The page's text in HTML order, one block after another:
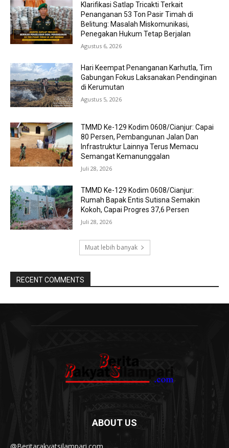
Klarifikasi Satlap Tricakti Terkait
Penanganan 53 Ton Pasir Timah di
Belitung: Masalah Miskomunikasi,
Penegakan Hukum Tetap Berjalan
Agustus 6, 2026
Hari Keempat Penanganan Karhutla, Tim
Gabungan Fokus Laksanakan Pendinginan
di Kerumutan
Agustus 5, 2026
TMMD Ke-129 Kodim 0608/Cianjur: Capai
80 Persen, Pembangunan Jalan Dan
Infrastruktur Lainnya Terus Memacu
Semangat Kemanunggalan
Juli 28, 2026
TMMD Ke-129 Kodim 0608/Cianjur:
Rumah Bapak Entis Sutisna Semakin
Kokoh, Capai Progres 37,6 Persen
Juli 28, 2026
Muat lebih banyak
RECENT COMMENTS
ABOUT US